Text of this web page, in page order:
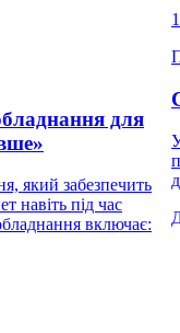
для
який забезпечить
навіть під час
включає: